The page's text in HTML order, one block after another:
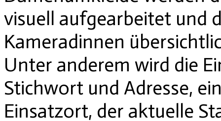
visuell aufgearbeitet und
Kameradinnen
Unter anderem wird die
Stichwort und Adresse,
Einsatzort, der aktuelle